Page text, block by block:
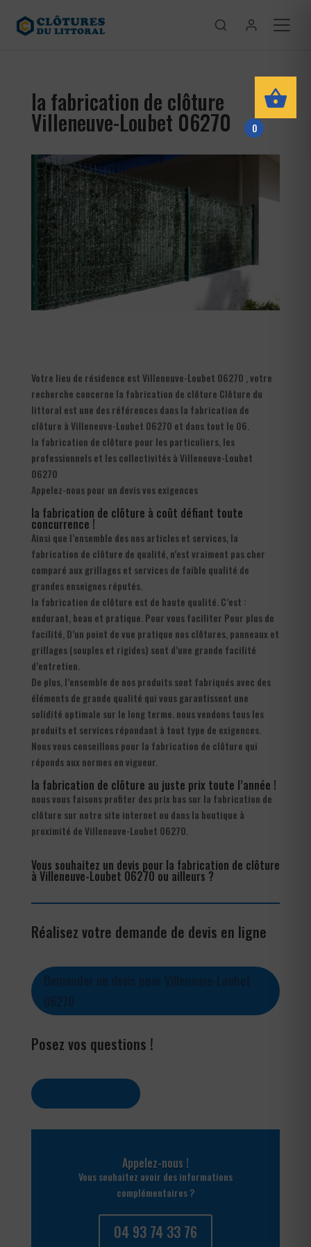
la fabrication de clôture
Villeneuve-Loubet 06270
Votre lieu de résidence est Villeneuve-Loubet 06270 , votre
recherche concerne la fabrication de clôture Clôture du
littoral est une des références dans la fabrication de
clôture à Villeneuve-Loubet 06270 et dans tout le 06.
la fabrication de clôture pour les particuliers, les
professionnels et les collectivités à Villeneuve-Loubet
06270
Appelez-nous pour un devis vos exigences
la fabrication de clôture à coût défiant toute
concurrence !
Ainsi que l’ensemble des nos articles et services, la
fabrication de clôture de qualité, n’est vraiment pas cher
comparé aux grillages et services de faible qualité de
grandes enseignes réputés.
la fabrication de clôture est de haute qualité. C’est :
endurant, beau et pratique. Pour vous faciliter Pour plus de
facilité, D’un point de vue pratique nos clôtures, panneaux et
grillages (souples et rigides) sont d’une grande facilité
d’entretien.
De plus, l’ensemble de nos produits sont fabriqués avec des
éléments de grande qualité qui vous garantissent une
solidité optimale sur le long terme. nous vendons tous les
produits et services répondant à tout type de exigences.
Nous vous conseillons pour la fabrication de clôture qui
réponds aux normes en vigueur.
la fabrication de clôture au juste prix toute l’année !
nous vous faisons profiter des prix bas sur la fabrication de
clôture sur notre site internet ou dans la boutique à
proximité de Villeneuve-Loubet 06270.
Vous souhaitez un devis pour la fabrication de clôture
à Villeneuve-Loubet 06270 ou ailleurs ?
Réalisez votre demande de devis en ligne
Posez vos questions !
Appelez-nous !
Vous souhaitez avoir des informations
complémentaires ?
04 93 74 33 76
0